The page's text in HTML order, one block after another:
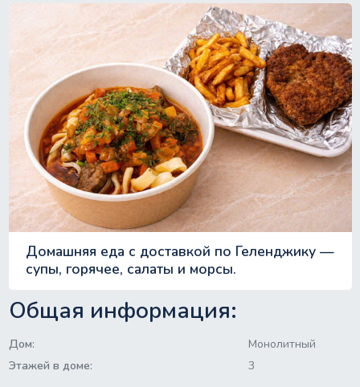
Домашняя еда с доставкой по Геленджику —
супы, горячее, салаты и морсы.
Общая информация:
Дом:
Монолитный
Этажей в доме:
3